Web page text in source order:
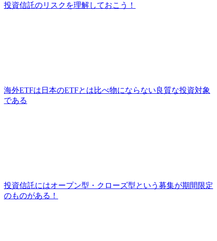
投資信託のリスクを理解しておこう！
海外ETFは日本のETFとは比べ物にならない良質な投資対象
である
投資信託にはオープン型・クローズ型という募集が期間限定
のものがある！